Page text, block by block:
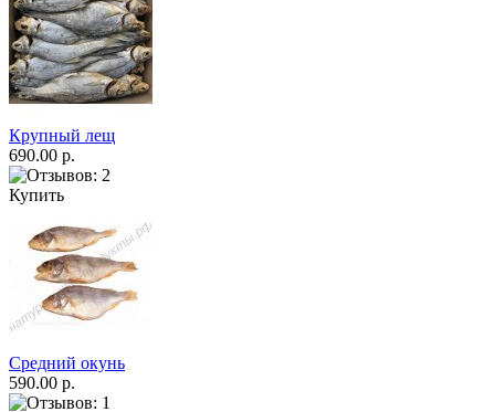
Крупный лещ
690.00 р.
Купить
Средний окунь
590.00 р.